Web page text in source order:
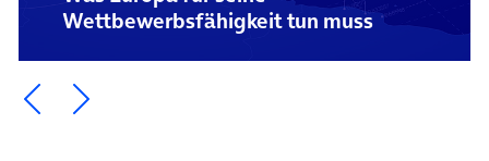
Wettbewerbsfähigkeit tun muss
Ein Element zurück blättern
Ein Element weiter blättern